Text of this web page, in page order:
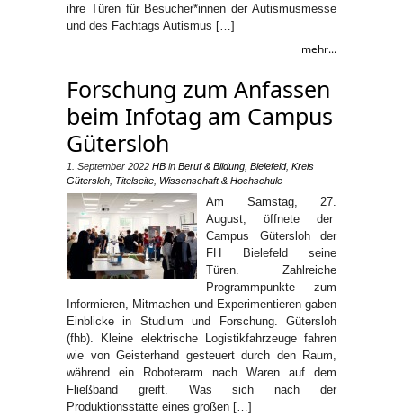
ihre Türen für Besucher*innen der Autismusmesse
und des Fachtags Autismus […]
mehr...
Forschung zum Anfassen
beim Infotag am Campus
Gütersloh
1. September 2022 HB in Beruf & Bildung Bielefeld, Kreis
Gütersloh Titelseite Wissenschaft & Hochschule
Am Samstag, 27.
August, öffnete der
Campus Gütersloh der
FH Bielefeld seine
Türen. Zahlreiche
Programmpunkte zum
Informieren, Mitmachen und Experimentieren gaben
Einblicke in Studium und Forschung. Gütersloh
(fhb). Kleine elektrische Logistikfahrzeuge fahren
wie von Geisterhand gesteuert durch den Raum,
während ein Roboterarm nach Waren auf dem
Fließband greift. Was sich nach der
Produktionsstätte eines großen […]